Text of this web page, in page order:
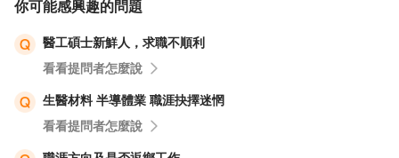
你可能感興趣的問題
醫工碩士新鮮人，求職不順利
看看提問者怎麼說
生醫材料 半導體業 職涯抉擇迷惘
看看提問者怎麼說